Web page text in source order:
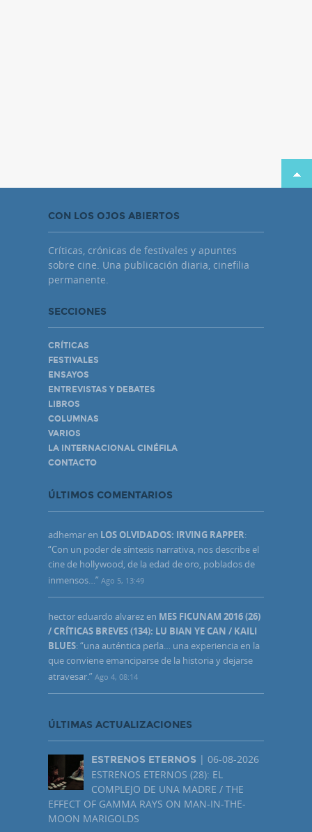
CON LOS OJOS ABIERTOS
Críticas, crónicas de festivales y apuntes
sobre cine. Una publicación diaria, cinefilia
permanente.
SECCIONES
CRÍTICAS
FESTIVALES
ENSAYOS
ENTREVISTAS Y DEBATES
LIBROS
COLUMNAS
VARIOS
LA INTERNACIONAL CINÉFILA
CONTACTO
ÚLTIMOS COMENTARIOS
adhemar en LOS OLVIDADOS: IRVING RAPPER:
“Con un poder de síntesis narrativa, nos describe el
cine de hollywood, de la edad de oro, poblados de
inmensos…” Ago 5, 13:49
hector eduardo alvarez en MES FICUNAM 2016 (26)
/ CRÍTICAS BREVES (134): LU BIAN YE CAN / KAILI
BLUES: “una auténtica perla… una experiencia en la
que conviene emanciparse de la historia y dejarse
atravesar.” Ago 4, 08:14
ÚLTIMAS ACTUALIZACIONES
ESTRENOS ETERNOS | 06-08-2026
ESTRENOS ETERNOS (28): EL
COMPLEJO DE UNA MADRE / THE
EFFECT OF GAMMA RAYS ON MAN-IN-THE-
MOON MARIGOLDS